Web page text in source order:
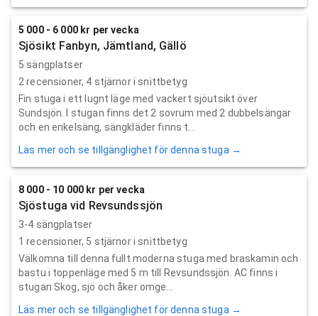
5 000 - 6 000 kr per vecka
Sjösikt Fanbyn, Jämtland, Gällö
5 sängplatser
2 recensioner, 4 stjärnor i snittbetyg
Fin stuga i ett lugnt läge med vackert sjöutsikt över
Sundsjön. I stugan finns det 2 sovrum med 2 dubbelsängar
och en enkelsäng, sängkläder finns t...
Läs mer och se tillgänglighet för denna stuga →
8 000 - 10 000 kr per vecka
Sjöstuga vid Revsundssjön
3-4 sängplatser
1 recensioner, 5 stjärnor i snittbetyg
Välkomna till denna fullt moderna stuga med braskamin och
bastu i toppenläge med 5 m till Revsundssjön. AC finns i
stugan Skog, sjö och åker omge...
Läs mer och se tillgänglighet för denna stuga →